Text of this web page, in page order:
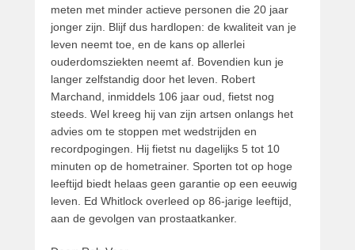
meten met minder actieve personen die 20 jaar
jonger zijn. Blijf dus hardlopen: de kwaliteit van je
leven neemt toe, en de kans op allerlei
ouderdomsziekten neemt af. Bovendien kun je
langer zelfstandig door het leven. Robert
Marchand, inmiddels 106 jaar oud, fietst nog
steeds. Wel kreeg hij van zijn artsen onlangs het
advies om te stoppen met wedstrijden en
recordpogingen. Hij fietst nu dagelijks 5 tot 10
minuten op de hometrainer. Sporten tot op hoge
leeftijd biedt helaas geen garantie op een eeuwig
leven. Ed Whitlock overleed op 86-jarige leeftijd,
aan de gevolgen van prostaatkanker.